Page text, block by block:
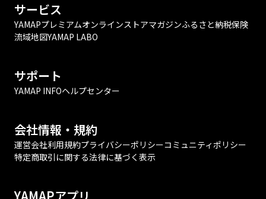
サービス
YAMAPプレミアムオンラインストアマガジンふるさと納税保険
流域地図YAMAP LABO
サポート
YAMAP INFOヘルプセンター
会社情報・規約
運営会社利用規約プライバシーポリシーコミュニティポリシー
特定商取引に関する法律に基づく表示